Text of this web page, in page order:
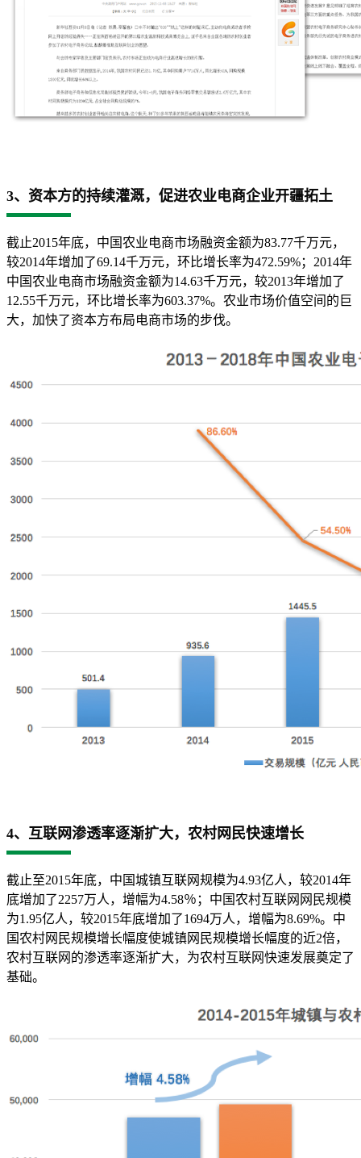
3、资本方的持续灌溉，促进农业电商企业开疆拓土
截止2015年底，中国农业电商市场融资金额为83.77千万元，
较2014年增加了69.14千万元，环比增长率为472.59%；2014年
中国农业电商市场融资金额为14.63千万元，较2013年增加了
12.55千万元，环比增长率为603.37%。农业市场价值空间的巨
大，加快了资本方布局电商市场的步伐。
4、互联网渗透率逐渐扩大，农村网民快速增长
截止至2015年底，中国城镇互联网规模为4.93亿人，较2014年
底增加了2257万人，增幅为4.58％；中国农村互联网网民规模
为1.95亿人，较2015年底增加了1694万人，增幅为8.69%。中
国农村网民规模增长幅度使城镇网民规模增长幅度的近2倍，
农村互联网的渗透率逐渐扩大，为农村互联网快速发展奠定了
基础。